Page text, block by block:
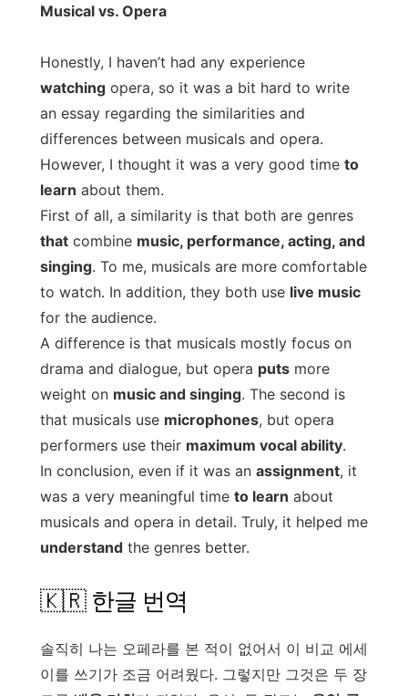
Musical vs. Opera
Honestly, I haven’t had any experience
watching opera, so it was a bit hard to write
an essay regarding the similarities and
differences between musicals and opera.
However, I thought it was a very good time to
learn about them.
First of all, a similarity is that both are genres
that combine music, performance, acting, and
singing. To me, musicals are more comfortable
to watch. In addition, they both use live music
for the audience.
A difference is that musicals mostly focus on
drama and dialogue, but opera puts more
weight on music and singing. The second is
that musicals use microphones, but opera
performers use their maximum vocal ability.
In conclusion, even if it was an assignment, it
was a very meaningful time to learn about
musicals and opera in detail. Truly, it helped me
understand the genres better.
🇰🇷 한글 번역
솔직히 나는 오페라를 본 적이 없어서 이 비교 에세
이를 쓰기가 조금 어려웠다. 그렇지만 그것은 두 장